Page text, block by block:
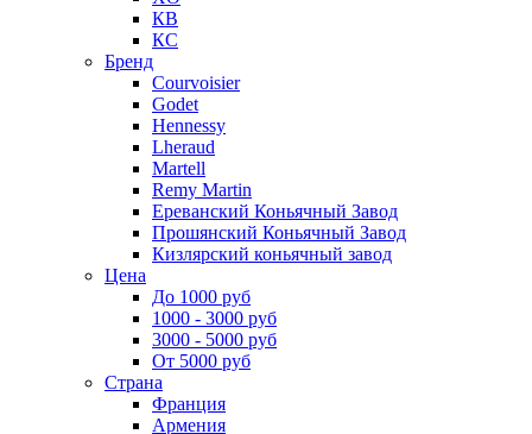
КВ
КС
Бренд
Courvoisier
Godet
Hennessy
Lheraud
Martell
Remy Martin
Ереванский Коньячный Завод
Прошянский Коньячный Завод
Кизлярский коньячный завод
Цена
До 1000 руб
1000 - 3000 руб
3000 - 5000 руб
От 5000 руб
Страна
Франция
Армения